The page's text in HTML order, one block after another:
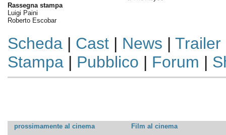
Rassegna stampa
Luigi Paini
Roberto Escobar
Scheda| Cast| News | Trailer
Stampa| Pubblico | Forum |
prossimamente al cinema
Film al cinema